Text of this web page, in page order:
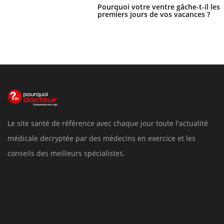
Pourquoi votre ventre gâche-t-il les
premiers jours de vos vacances ?
Le site santé de référence avec chaque jour toute l'actualité
médicale decryptée par des médecins en exercice et les
conseils des meilleurs spécialistes.